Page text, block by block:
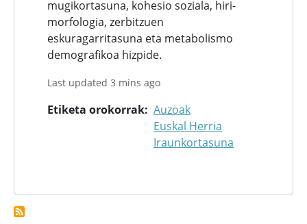
mugikortasuna, kohesio soziala, hiri-
morfologia, zerbitzuen
eskuragarritasuna eta metabolismo
demografikoa hizpide.
Last updated 3 mins ago
Etiketa orokorrak Auzoak
Euskal Herria
Iraunkortasuna